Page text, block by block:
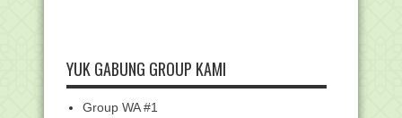
Innovation Campus...
Raih Gold Medal ISPO 2024, Dua Siswa
MAN 2 Kota Ma...
YUK GABUNG GROUP KAMI
Group WA #1